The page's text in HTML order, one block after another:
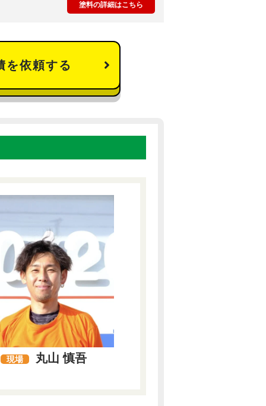
塗料の詳細はこちら
を依頼する
現場 丸山 慎吾